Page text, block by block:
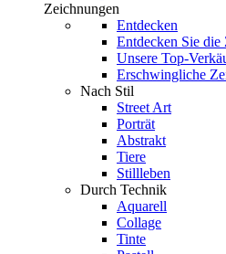
Zeichnungen
Entdecken
Entdecken Sie die
Unsere Top-
Erschwingliche
Nach Stil
Street Art
Porträt
Abstrakt
Tiere
Stillleben
Durch Technik
Aquarell
Collage
Tinte